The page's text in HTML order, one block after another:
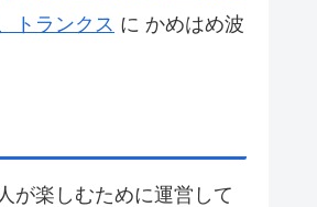
トランクス に かめはめ波
が楽しむために運営して